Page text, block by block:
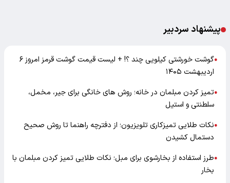
پیشنهاد سردبیر
●
گوشت خورشتی کیلویی چند ؟! + لیست قیمت گوشت قرمز امروز ۶
اردیبهشت ۱۴۰۵
●تمیز کردن مبلمان در خانه؛ روش های خانگی برای جیر، مخمل،
سلطنتی و استیل
●نکات طلایی تمیزکاری تلویزیون؛ از دفترچه راهنما تا روش صحیح
دستمال کشیدن
●طرز استفاده از بخارشوی برای مبل؛ نکات طلایی تمیز کردن مبلمان با
بخار